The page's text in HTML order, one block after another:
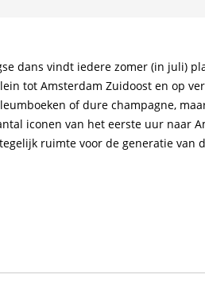
dans vindt iedere zomer (in juli)
tot Amsterdam Zuidoost en op
of dure champagne,
iconen van het eerste uur naar
ruimte voor de generatie van